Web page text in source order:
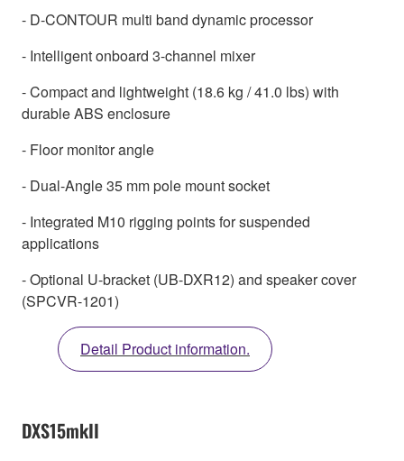
- D-CONTOUR multi band dynamic processor
- Intelligent onboard 3-channel mixer
- Compact and lightweight (18.6 kg / 41.0 lbs) with
durable ABS enclosure
- Floor monitor angle
- Dual-Angle 35 mm pole mount socket
- Integrated M10 rigging points for suspended
applications
- Optional U-bracket (UB-DXR12) and speaker cover
(SPCVR-1201)
Detail Product information.
DXS15mkII